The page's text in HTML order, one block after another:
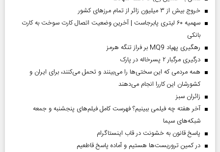
خروج بیش از ۳ میلیون زائر از تمام مرز‌های کشور
سهمیه ۶۰ لیتری پابرجاست | آخرین وضعیت اتصال کارت سوخت به کارت
بانکی
رهگیری پهپاد MQ9 بر فراز تنگه هرمز
درگیری مرگبار ۲ پسرخاله در پارک
همه مردمی که این سختی‌ها را می‌بینند و تحمل می‌کنند، برای ایران و
کشورشان این کاررا انجام می‌دهند
‌زائران سبز
آخر هفته چه فیلمی ببینیم؟ فهرست کامل فیلم‌های پنجشنبه و جمعه
شبکه‌های سیما
پاسخ قانون به خشونت در قاب اینستاگرام
در کمین تروریست‌ها هستیم و آماده پاسخ قاطعیم